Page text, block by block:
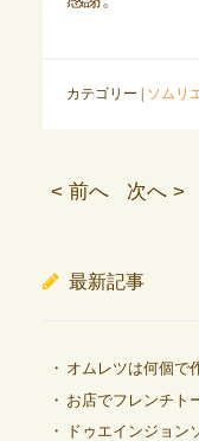
カテゴリー | ソムリ
< 前へ 次へ >
最新記事
オムレツは何個で
お店でフレンチト
ドゥエインジョン